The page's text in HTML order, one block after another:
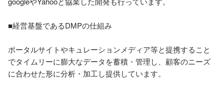
■経営基盤であるDMPの仕組み
ポータルサイトやキュレーションメディア等と提携すること
でタイムリーに膨大なデータを蓄積・管理し、顧客のニーズ